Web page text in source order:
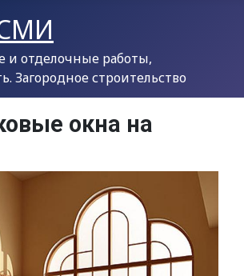
и отделочные работы,
Загородное строительство
окна на